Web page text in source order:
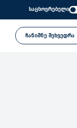
საცხოვრებელი
ჩანიშნე შეხვედრა